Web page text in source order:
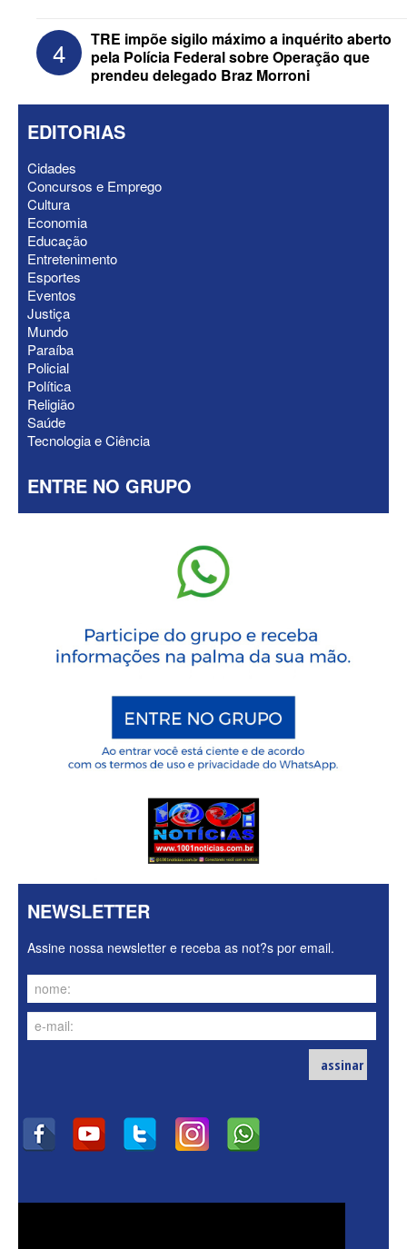
ELEIÇÕES 2026 - “Muitas surpresas
virão”, diz Lucas Ribeiro sobre escolha
do nome do vice
4
TRE impõe sigilo máximo a inquérito aberto
pela Polícia Federal sobre Operação que
prendeu delegado Braz Morroni
EDITORIAS
Cidades
Concursos e Emprego
Cultura
Economia
Educação
Entretenimento
Esportes
Eventos
Justiça
Mundo
Paraíba
Policial
Política
Religião
Saúde
Tecnologia e Ciência
ENTRE NO GRUPO
NEWSLETTER
Assine nossa newsletter e receba as not?s por email.